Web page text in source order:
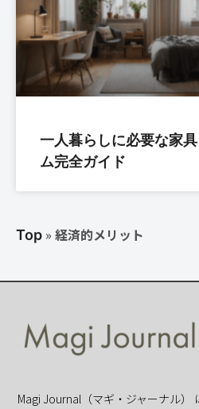
一人暮らしに必要な家
ム完全ガイド
Top » 経済的メリット
Magi Journal（マギ・ジャーナル）